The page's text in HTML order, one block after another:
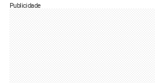
Publicidade